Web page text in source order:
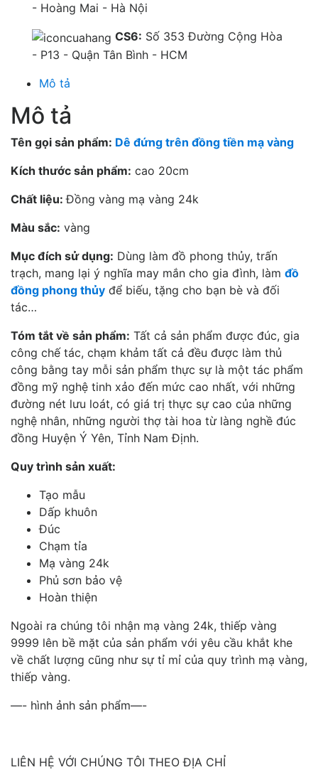
- Hoàng Mai - Hà Nội
CS6: Số 353 Đường Cộng Hòa
- P13 - Quận Tân Bình - HCM
Mô tả
Mô tả
Tên gọi sản phẩm: Dê đứng trên đồng tiền mạ vàng
Kích thước sản phẩm: cao 20cm
Chất liệu:Đồng vàng mạ vàng 24k
Màu sắc: vàng
Mục đích sử dụng: Dùng làm đồ phong thủy, trấn
trạch, mang lại ý nghĩa may mắn cho gia đình, làm đồ
đồng phong thủy để biếu, tặng cho bạn bè và đối
tác…
Tóm tắt về sản phẩm: Tất cả sản phẩm được đúc, gia
công chế tác, chạm khảm tất cả đều được làm thủ
công bằng tay mỗi sản phẩm thực sự là một tác phẩm
đồng mỹ nghệ tinh xảo đến mức cao nhất, với những
đường nét lưu loát, có giá trị thực sự cao của những
nghệ nhân, những người thợ tài hoa từ làng nghề đúc
đồng Huyện Ý Yên, Tỉnh Nam Định.
Quy trình sản xuất:
Tạo mẫu
Dấp khuôn
Đúc
Chạm tỉa
Mạ vàng 24k
Phủ sơn bảo vệ
Hoàn thiện
Ngoài ra chúng tôi nhận mạ vàng 24k, thiếp vàng
9999 lên bề mặt của sản phẩm với yêu cầu khắt khe
về chất lượng cũng như sự tỉ mỉ của quy trình mạ vàng,
thiếp vàng.
—- hình ảnh sản phẩm—-
LIÊN HỆ VỚI CHÚNG TÔI THEO ĐỊA CHỈ